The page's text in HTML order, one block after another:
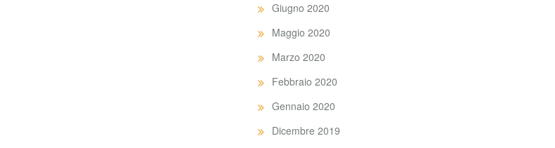
Giugno 2020
Maggio 2020
Marzo 2020
Febbraio 2020
Gennaio 2020
Dicembre 2019